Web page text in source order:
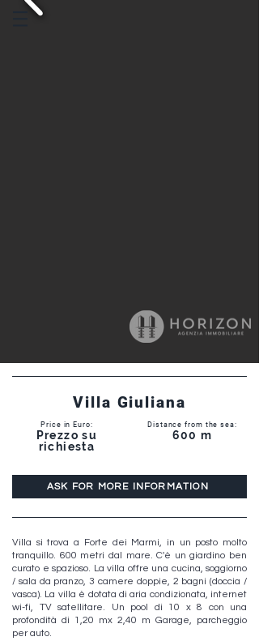
Villa Giuliana
Price in Euro:
Prezzo su
richiesta
Distance from the sea:
600 m
ASK FOR MORE INFORMATION
Villa si trova a Forte dei Marmi, in un posto molto
tranquillo. 600 metri dal mare. C'è un giardino ben
curato e spazioso. La villa offre una cucina, soggiorno
/ sala da pranzo, 3 camere doppie, 2 bagni (doccia /
vasca). La villa è dotata di aria condizionata, internet
wi-fi, TV satellitare. Un pool di 10 x 8 con una
profondità di 1,20 mx 2,40 m Garage, parcheggio
per auto.